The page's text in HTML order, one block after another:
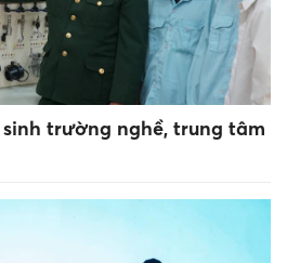
trường nghề, trung tâm